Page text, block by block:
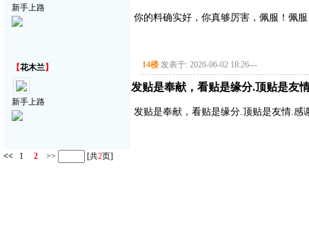
新手上路
你的料确实好，你真够厉害，佩服！佩
【花木兰】
新手上路
14楼 发表于: 2026-06-02 18:26---
发贴是奉献，看贴是缘分.顶贴是友
发贴是奉献，看贴是缘分.顶贴是友情.感
<< 1 2 >> [共2页]